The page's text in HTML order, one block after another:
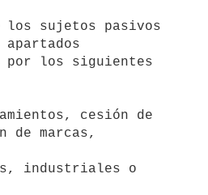
de marcas,